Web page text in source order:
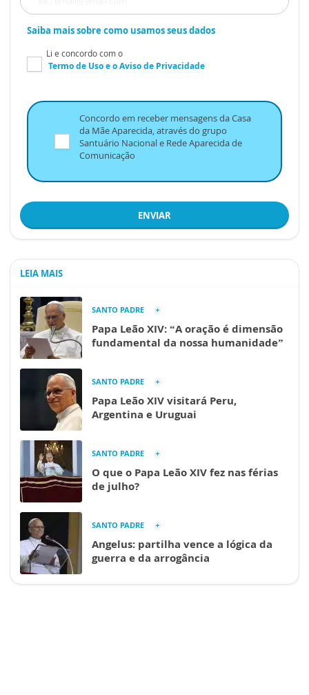
Saiba mais sobre como usamos seus dados
Li e concordo com o
Termo de Usoe oAviso de Privacidade
Concordo em receber mensagens da Casa
da Mãe Aparecida, através do grupo
Santuário Nacional e Rede Aparecida de
Comunicação
ENVIAR
LEIA MAIS
SANTO PADRE
Papa Leão XIV: “A oração é dimensão
fundamental da nossa humanidade”
SANTO PADRE
Papa Leão XIV visitará Peru,
Argentina e Uruguai
SANTO PADRE
O que o Papa Leão XIV fez nas férias
de julho?
SANTO PADRE
Angelus: partilha vence a lógica da
guerra e da arrogância